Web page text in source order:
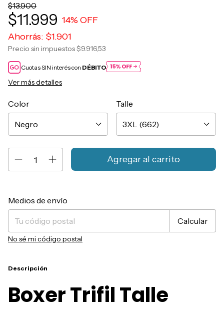
$13.900
$11.999 14% OFF
Ahorrás: $1.901
Precio sin impuestos$9.916,53
Cuotas SIN interés con DÉBITO
Ver más detalles
Color Talle
Entregas para el CP:
Medios de envío
Calcular
No sé mi código postal
Descripción
Boxer Trifil Talle